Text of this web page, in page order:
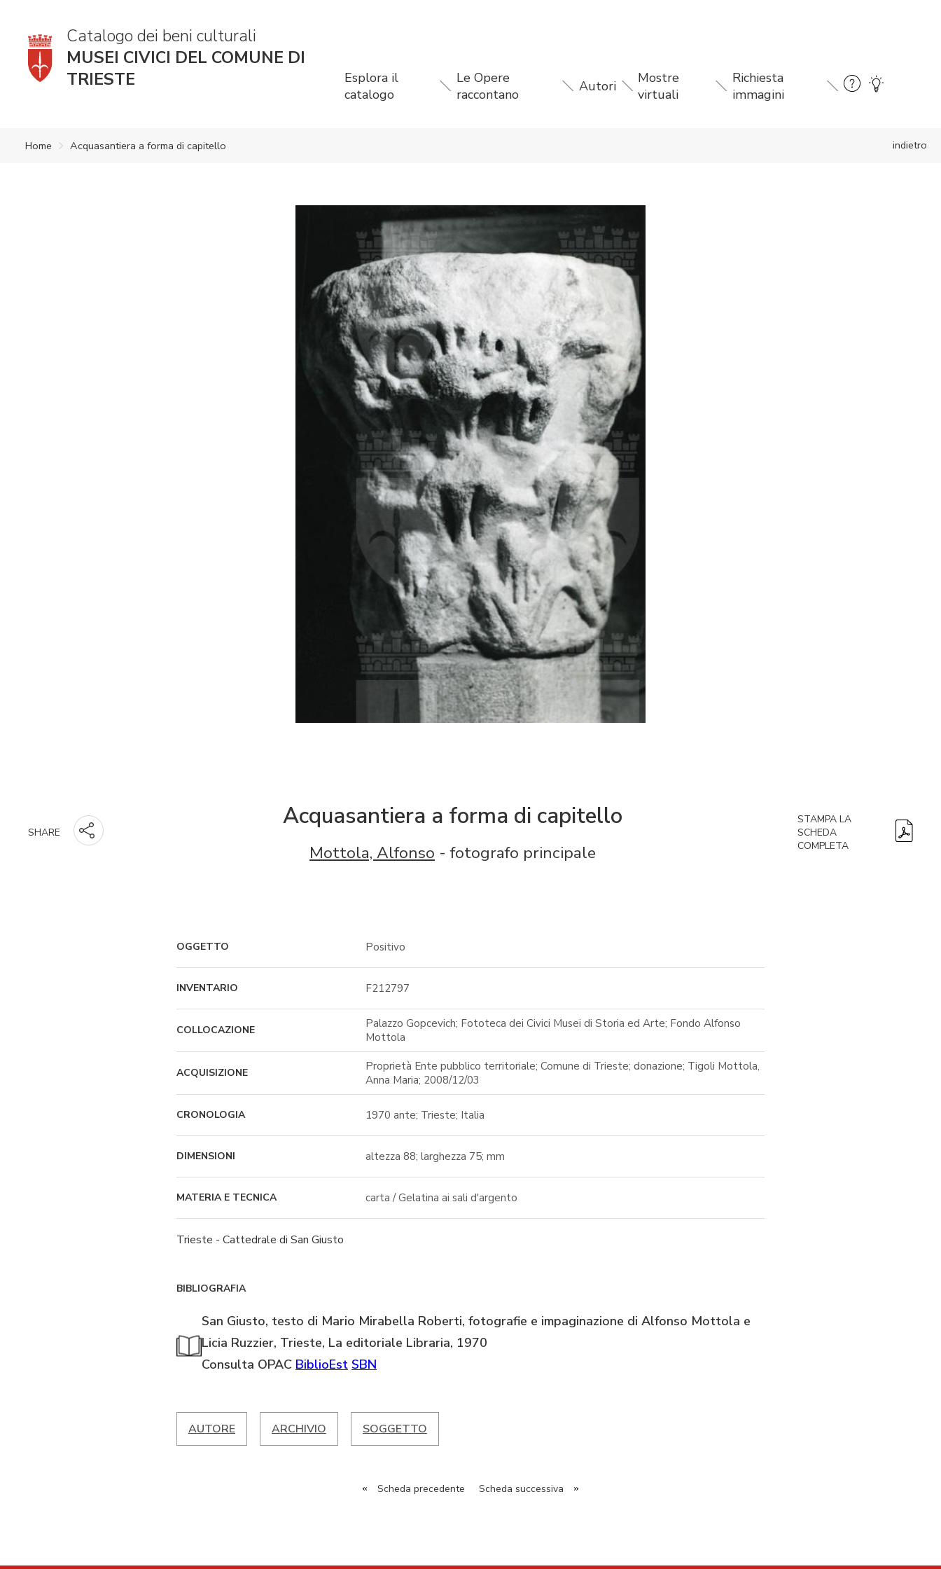
Catalogo dei beni culturali
MUSEI CIVICI DEL COMUNE DI
TRIESTE
Esplora il
catalogo
Le Opere
raccontano
Autori
Mostre
virtuali
Richiesta
immagini
indietro
Home Acquasantiera a forma di capitello
SHARE
Acquasantiera a forma di capitello
Mottola, Alfonso - fotografo principale
STAMPA LA
SCHEDA
COMPLETA
OGGETTO Positivo
INVENTARIO F212797
COLLOCAZIONE
Palazzo Gopcevich; Fototeca dei Civici Musei di Storia ed Arte; Fondo Alfonso
Mottola
ACQUISIZIONE
Proprietà Ente pubblico territoriale; Comune di Trieste; donazione; Tigoli Mottola,
Anna Maria; 2008/12/03
CRONOLOGIA 1970 ante; Trieste; Italia
DIMENSIONI altezza 88; larghezza 75; mm
MATERIA E TECNICA carta / Gelatina ai sali d'argento
Trieste - Cattedrale di San Giusto
BIBLIOGRAFIA
San Giusto, testo di Mario Mirabella Roberti, fotografie e impaginazione di Alfonso Mottola e
Licia Ruzzier, Trieste, La editoriale Libraria, 1970
Consulta OPAC BiblioEst SBN
AUTORE ARCHIVIO SOGGETTO
« Scheda precedente Scheda successiva »